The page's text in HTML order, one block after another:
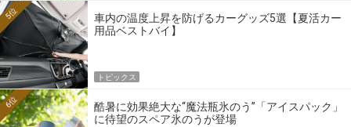
車内の温度上昇を防げるカーグッズ5選【夏活カー
用品ベストバイ】
5位
トピックス
酷暑に効果絶大な“魔法瓶氷のう”「アイスパック」
に待望のスペア氷のうが登場
6位